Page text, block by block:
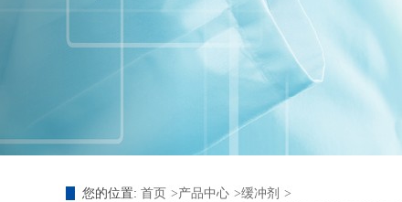
您的位置: 首页 产品中心 缓冲剂